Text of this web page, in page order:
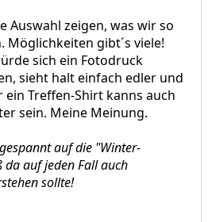
Auswahl zeigen, was wir so
Möglichkeiten gibt´s viele!
sich ein Fotodruck
sieht halt einfach edler und
Treffen-Shirt kanns auch
sein. Meine Meinung.
auf die "Winter-
da auf jeden Fall auch
sollte!